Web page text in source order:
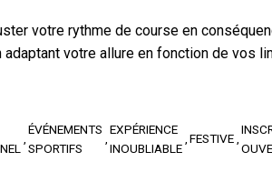
votre rythme de course en
votre allure en fonction de
ÉVÉNEMENTS
SPORTIFS
EXPÉRIENCE
INOUBLIABLE
FESTIVE